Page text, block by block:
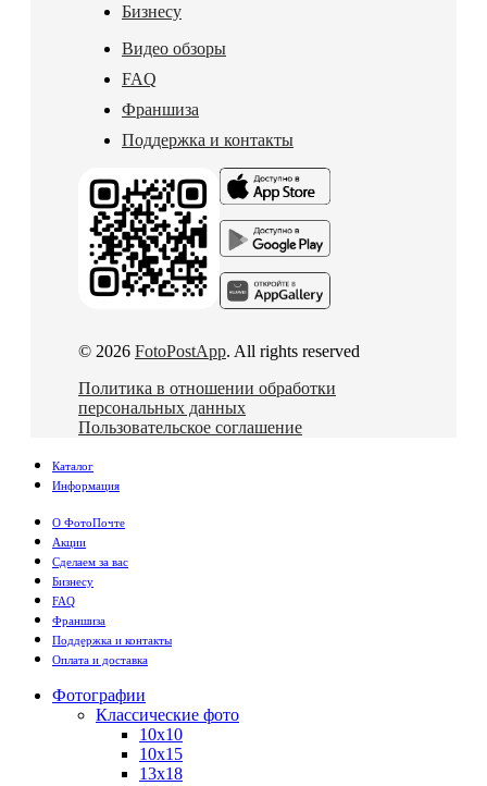
Бизнесу
Видео обзоры
FAQ
Франшиза
Поддержка и контакты
© 2026 FotoPostApp. All rights reserved
Политика в отношении обработки
персональных данных
Пользовательское соглашение
Каталог
Информация
О ФотоПочте
Акции
Сделаем за вас
Бизнесу
FAQ
Франшиза
Поддержка и контакты
Оплата и доставка
Фотографии
Классические фото
10х10
10х15
13х18